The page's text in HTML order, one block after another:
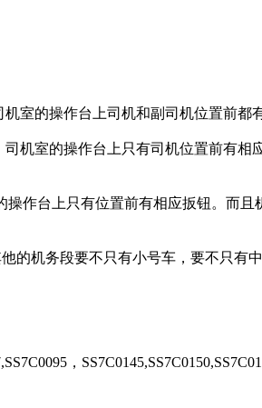
室的操作台上司机和副司机位置前都
机室的操作台上只有司机位置前有
作台上只有位置前有相应扳钮。而
的机务段要不只有小号车，要不只有中
，